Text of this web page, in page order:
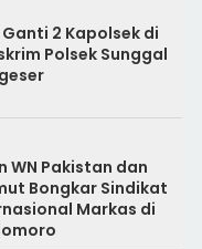
2 Kapolsek di
Polsek Sunggal
WN Pakistan dan
Bongkar Sindikat
Markas di